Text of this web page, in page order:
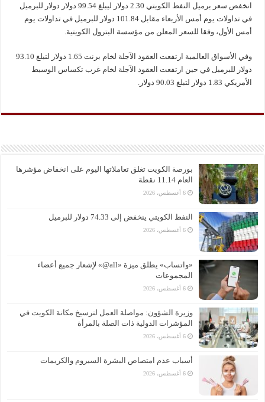
انخفض سعر برميل النفط الكويتي 2.30 دولار ليبلغ 99.54 دولار دولار للبرميل
في تداولات يوم أمس الأربعاء مقابل 101.84 دولار للبرميل في تداولات يوم
أمس الأول، وفقا للسعر المعلن من مؤسسة البترول الكويتية.
وفي الأسواق العالمية ارتفعت العقود الآجلة لخام برنت 1.65 دولار لتبلغ 93.10
دولار للبرميل في حين ارتفعت العقود الآجلة لخام غرب تكساس الوسيط
الأمريكي 1.83 دولار لتبلغ 90.03 دولار.
بورصة الكويت تغلق تعاملاتها اليوم على انخفاض مؤشرها
العام 11.14 نقطة
6 أغسطس، 2026
النفط الكويتي ينخفض إلى 74.33 دولار للبرميل
6 أغسطس، 2026
«واتساب» يطلق ميزة «all@» لإشعار جميع أعضاء
المجموعات
6 أغسطس، 2026
وزيرة الشؤون: مواصلة العمل لترسيخ مكانة الكويت في
المؤشرات الدولية ذات الصلة بالمرأة
6 أغسطس، 2026
أسباب عدم امتصاص البشرة السيروم والكريمات
6 أغسطس، 2026